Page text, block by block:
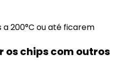
a 200°C ou até ficarem
os chips com outros